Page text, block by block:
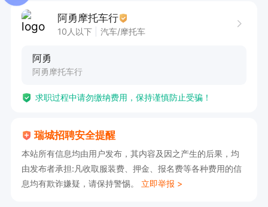
阿勇摩托车行
10人以下 汽车/摩托车
阿勇
阿勇摩托车行
求职过程中请勿缴纳费用，保持谨慎防止受骗！
瑞城招聘安全提醒
本站所有信息均由用户发布，其内容及因之产生的后果，均
由发布者承担:凡收取服装费、押金、报名费等各种费用的信
息均有欺诈嫌疑，请保持警惕。 立即举报 >